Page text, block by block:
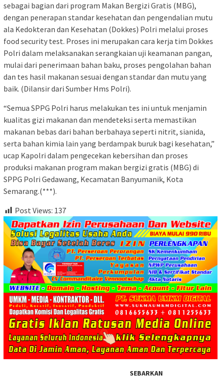
sebagai bagian dari program Makan Bergizi Gratis (MBG),
dengan penerapan standar kesehatan dan pengendalian mutu
ala Kedokteran dan Kesehatan (Dokkes) Polri melalui proses
food security test. Proses ini merupakan cara kerja tim Dokkes
Polri dalam melaksanakan serangkaian uji keamanan pangan,
mulai dari penerimaan bahan baku, proses pengolahan bahan
dan tes hasil makanan sesuai dengan standar dan mutu yang
baik. (Dilansir dari Sumber Hms Polri).
“Semua SPPG Polri harus melakukan tes ini untuk menjamin
kualitas gizi makanan dan mendeteksi serta memastikan
makanan bebas dari bahan berbahaya seperti nitrit, sianida,
serta bahan kimia lain yang berdampak buruk bagi kesehatan,”
ucap Kapolri dalam pengecekan kebersihan dan proses
produksi makanan program makan bergizi gratis (MBG) di
SPPG Polri Gedawang, Kecamatan Banyumanik, Kota
Semarang.(***).
Post Views: 137
SEBARKAN